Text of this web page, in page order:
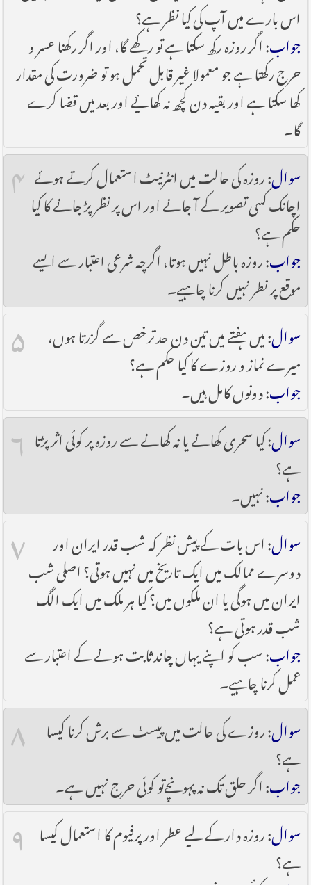
اس بارے میں آپ کی کیا نظر ہے؟
جواب: اگر روزہ رکھ سکتا ہے تو رکھے گا، اور اگر رکھنا عسر و
حرج رکھتا ہے جو معمولا غیر قابل تحمل ہو تو ضرورت کی مقدار
کھا سکتا ہے اور بقیہ دن کچھ نہ کھایٔے اور بعد میں قضا کرے
گا۔
۴ سوال: روزہ کی حالت میں انٹرنیٹ استعمال کرتے ہوئے
اچانک کسی تصویر کے آ جانے اور اس پر نظر پڑ جانے کا کیا
حکم ہے؟
جواب: روزہ باطل نہیں ہوتا، اگرچہ شرعی اعتبار سے ایسے
موقع پر نطر نہیں کرنا چاہیے۔
۵ سوال: میں ہفتے میں تین دن حد ترخص سے گزرتا ہوں،
میرے نماز و روزے کا کیا حکم ہے؟
جواب: دونوں کامل ہیں۔
۶ سوال: کیا سحری کھانے یا نہ کھانے سے روزہ پر کوئی اثر پڑتا
ہے؟
جواب: نہیں۔
۷ سوال: اس بات کے پیش نظر کہ شب قدر ایران اور
دوسرے ممالک میں ایک تاریخ میں نہیں ہوتی؟ اصلی شب
ایران میں ہوگی یا ان ملکوں میں؟ کیا ہر ملک میں ایک الگ
شب قدر ہوتی ہے؟
جواب: سب کو اپنے یہاں چاند ثابت ہونے کے اعتبار سے
عمل کرنا چاہیے۔
۸ سوال: روزے کی حالت میں پیسٹ سے برش کرنا کیسا
ہے؟
جواب: اگر حلق تک نہ پہونچےتو کوئی حرج نہیں ہے۔
۹ سوال: روزہ دار کے لیے عطر اور پرفیوم کا استعمال کیسا
ہے؟